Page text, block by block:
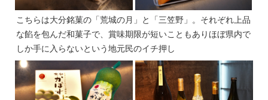
こちらは大分銘菓の「荒城の月」と「三笠野」。それぞれ上品
な餡を包んだ和菓子で、賞味期限が短いこともありほぼ県内で
しか手に入らないという地元民のイチ押し